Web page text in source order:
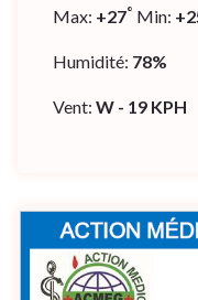
Max: +27° Min: +
Humidité: 78%
Vent: W - 19 KPH